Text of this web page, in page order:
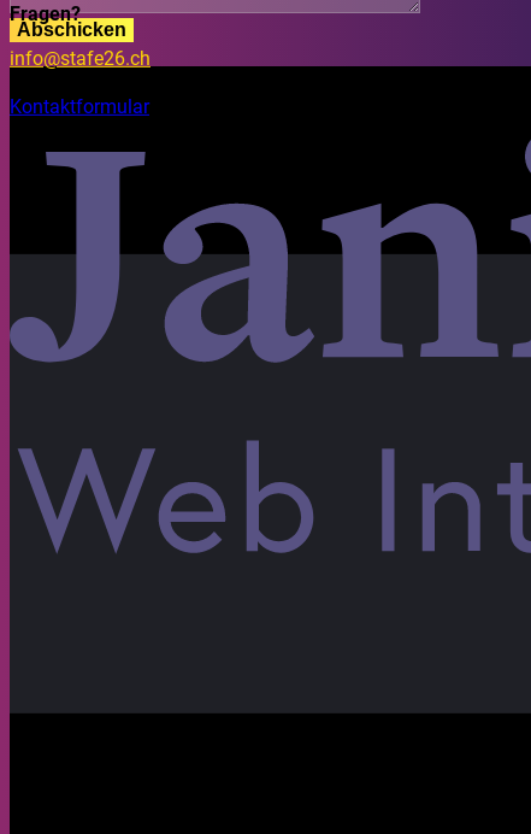
Abschicken
Fragen?
info@stafe26.ch
Kontaktformular
Bleib aktuell
Mit Freude gestaltet. Habt ein wunderbares Festival!